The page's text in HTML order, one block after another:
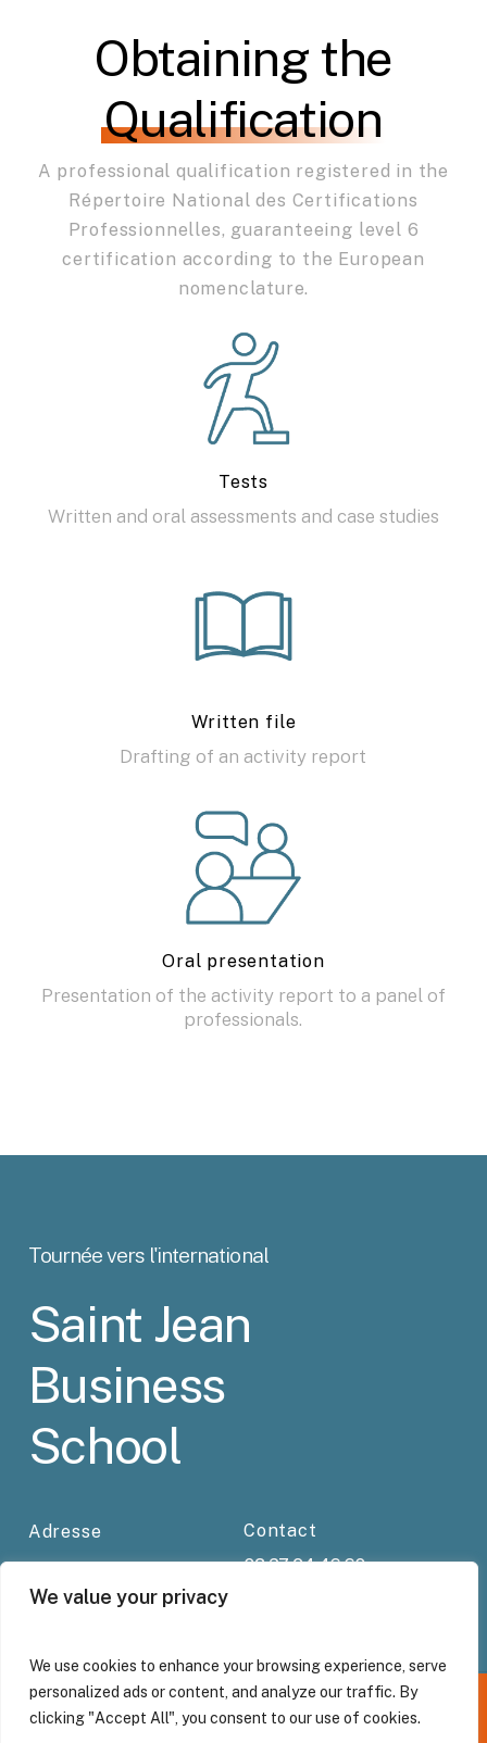
We value your privacy
We use cookies to enhance your browsing experience, serve
personalized ads or content, and analyze our traffic. By
clicking "Accept All", you consent to our use of cookies.
Obtaining the
Qualification
A professional qualification registered in the
Répertoire National des Certifications
Professionnelles, guaranteeing level 6
certification according to the European
nomenclature.
Tests
Written and oral assessments and case studies
Written file
Drafting of an activity report
Oral presentation
Presentation of the activity report to a panel of
professionals.
Tournéevers l'international
Saint Jean
Business
School
Adresse
59500 Douai
Contact
03 27 94 46 60
Propulsé parca-commence-aujourdhui.fr